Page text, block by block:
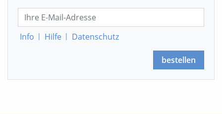
Info | Hilfe | Datenschutz
bestellen